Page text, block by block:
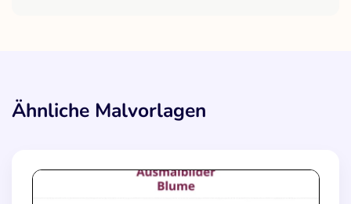
Ähnliche Malvorlagen